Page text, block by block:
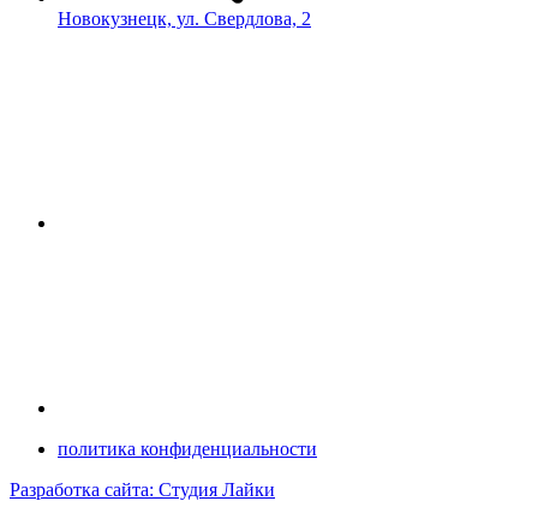
Новокузнецк, ул. Свердлова, 2
политика конфиденциальности
Разработка сайта: Студия Лайки